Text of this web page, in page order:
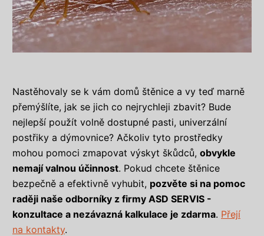
Nastěhovaly se k vám domů štěnice a vy teď marně
přemýšlíte, jak se jich co nejrychleji zbavit? Bude
nejlepší použít volně dostupné pasti, univerzální
postřiky a dýmovnice? Ačkoliv tyto prostředky
mohou pomoci zmapovat výskyt škůdců, obvykle
nemají valnou účinnost. Pokud chcete štěnice
bezpečně a efektivně vyhubit, pozvěte si na pomoc
raději naše odborníky z firmy ASD SERVIS -
konzultace a nezávazná kalkulace je zdarma. Přejí
na kontakty.